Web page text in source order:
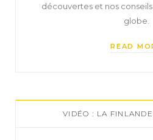
découvertes et nos
globe.
READ
VIDÉO : LA